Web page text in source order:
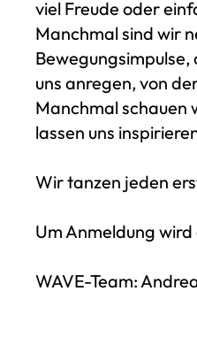
viel Freude oder
Manchmal sind wir
uns anregen, von
Manchmal schauen
lassen uns
Wir tanzen jeden
Um Anmeldung
WAVE-Team: